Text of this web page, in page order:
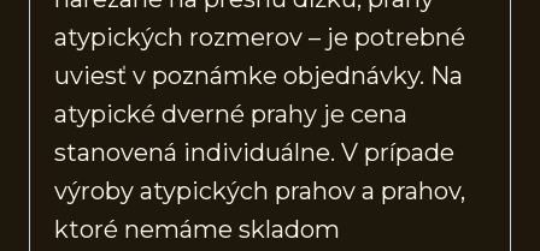
atypických rozmerov – je potrebné
uviesť v poznámke objednávky. Na
atypické dverné prahy je cena
stanovená individuálne. V prípade
výroby atypických prahov a prahov,
ktoré nemáme skladom